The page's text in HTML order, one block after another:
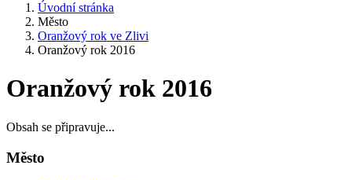
Úvodní stránka
Město
Oranžový rok ve Zlivi
Oranžový rok 2016
Oranžový rok 2016
Obsah se připravuje...
Město